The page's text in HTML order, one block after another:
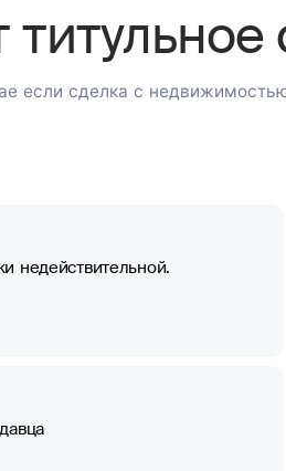
если сделка с
недействительной.